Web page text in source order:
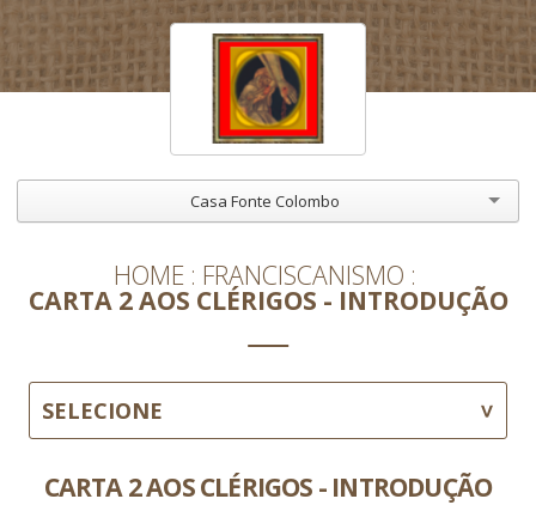
Casa Fonte Colombo
HOME FRANCISCANISMO
CARTA 2 AOS CLÉRIGOS - INTRODUÇÃO
SELECIONE
CARTA 2 AOS CLÉRIGOS - INTRODUÇÃO